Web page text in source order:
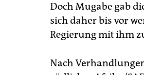
Doch Mugabe gab
sich daher bis vor
Regierung mit ihm
Nach